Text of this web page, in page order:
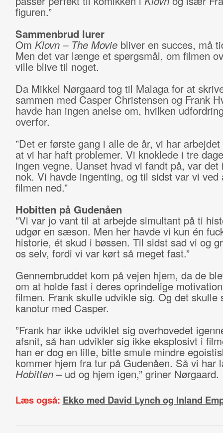
figuren.”
Sammenbrud lurer
Om Klovn – The Moviebliver en succes, må
Men det var længe et spørgsmål, om filmen
ville blive til noget.
Da Mikkel Nørgaard tog til Malaga for at
sammen med Casper Christensen og Frank
havde han ingen anelse om, hvilken
overfor.
”Det er første gang i alle de år, vi har
at vi har haft problemer. Vi knoklede i tre
ingen vegne. Uanset hvad vi fandt på, var det
nok. Vi havde ingenting, og til sidst var vi
filmen ned.”
Hobitten på Gudenåen
”Vi var jo vant til at arbejde simultant på ti
udgør en sæson. Men her havde vi kun én
historie, ét skud i bøssen. Til sidst sad vi og
os selv, fordi vi var kørt så meget fast.”
Gennembruddet kom på vejen hjem, da de
om at holde fast i deres oprindelige
filmen. Frank skulle udvikle sig. Og det skulle
kanotur med Casper.
”Frank har ikke udviklet sig overhovedet
afsnit, så han udvikler sig ikke eksplosivt i
han er dog en lille, bitte smule mindre
kommer hjem fra tur på Gudenåen. Så vi har
Hobitten– ud og hjem igen,” griner Nørgaard.
Læs også: Ekko med David Lynch og Inland